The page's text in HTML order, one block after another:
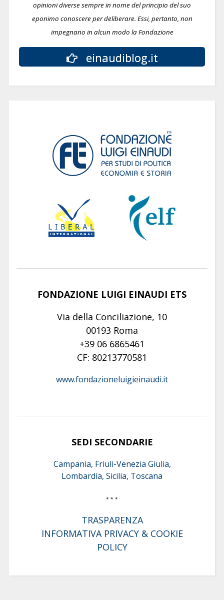
opinioni diverse sempre in nome del principio del suo
eponimo conoscere per deliberare. Essi, pertanto, non
impegnano in alcun modo la Fondazione
einaudiblog.it
FONDAZIONE LUIGI EINAUDI ETS
Via della Conciliazione, 10
00193 Roma
+39 06 6865461
CF: 80213770581
www.fondazioneluigieinaudi.it
SEDI SECONDARIE
Campania, Friuli-Venezia Giulia,
Lombardia, Sicilia, Toscana
* * *
TRASPARENZA
INFORMATIVA PRIVACY & COOKIE
POLICY